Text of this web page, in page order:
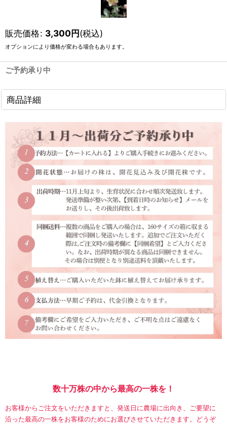
販売価格: 3,300円(税込)
オプションにより価格が変わる場合もあります。
ご予約承り中
商品詳細
数十万株の中から最高の一株を！
お客様からご注文をいただきますと、発送日に農場に出向き、ご要望に
沿った最高の一株をお客様のためにお選びさせていただきます。どうぞ